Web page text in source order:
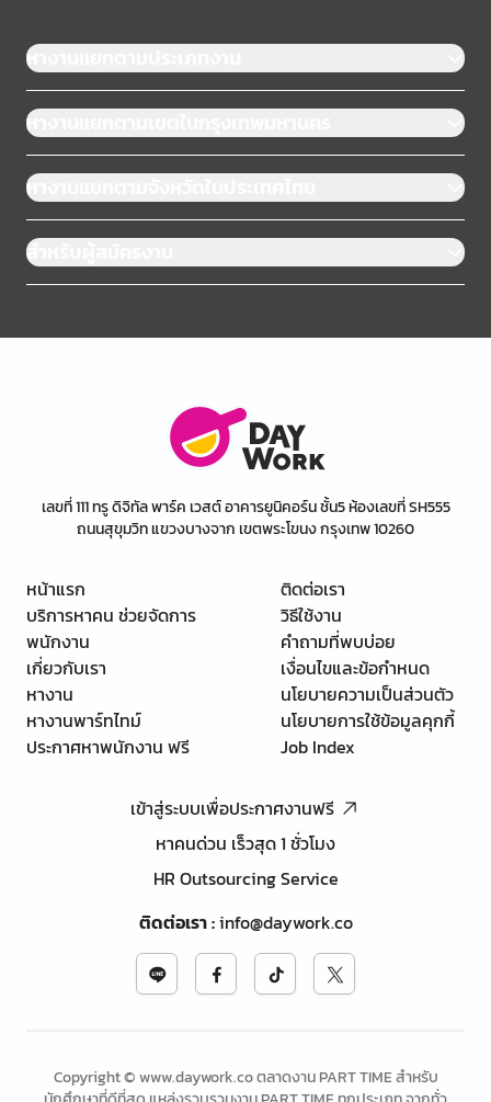
หางานแยกตามประเภทงาน
หางานแยกตามเขตในกรุงเทพมหานคร
หางานแยกตามจังหวัดในประเทศไทย
สำหรับผู้สมัครงาน
เลขที่ 111 ทรู ดิจิทัล พาร์ค เวสต์ อาคารยูนิคอร์น ชั้น5 ห้องเลขที่ SH555
ถนนสุขุมวิท แขวงบางจาก เขตพระโขนง กรุงเทพ 10260
หน้าแรก
บริการหาคน ช่วยจัดการ
พนักงาน
เกี่ยวกับเรา
หางาน
หางานพาร์ทไทม์
ประกาศหาพนักงาน ฟรี
ติดต่อเรา
วิธีใช้งาน
คำถามที่พบบ่อย
เงื่อนไขและข้อกำหนด
นโยบายความเป็นส่วนตัว
นโยบายการใช้ข้อมูลคุกกี้
Job Index
เข้าสู่ระบบเพื่อประกาศงานฟรี
หาคนด่วน เร็วสุด 1 ชั่วโมง
HR Outsourcing Service
ติดต่อเรา:info@daywork.co
Copyright © www.daywork.co ตลาดงาน PART TIME สำหรับ